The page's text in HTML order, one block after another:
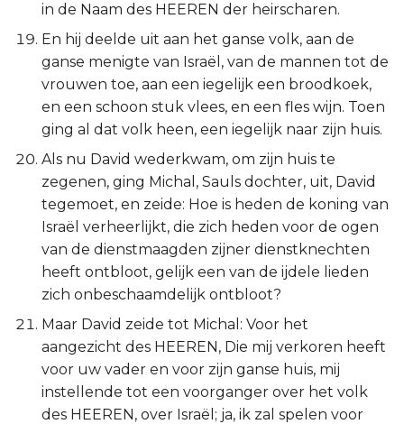
in de Naam des HEEREN der heirscharen.
En hij deelde uit aan het ganse volk, aan de
ganse menigte van Israël, van de mannen tot de
vrouwen toe, aan een iegelijk een broodkoek,
en een schoon stuk vlees, en een fles wijn. Toen
ging al dat volk heen, een iegelijk naar zijn huis.
Als nu David wederkwam, om zijn huis te
zegenen, ging Michal, Sauls dochter, uit, David
tegemoet, en zeide: Hoe is heden de koning van
Israël verheerlijkt, die zich heden voor de ogen
van de dienstmaagden zijner dienstknechten
heeft ontbloot, gelijk een van de ijdele lieden
zich onbeschaamdelijk ontbloot?
Maar David zeide tot Michal: Voor het
aangezicht des HEEREN, Die mij verkoren heeft
voor uw vader en voor zijn ganse huis, mij
instellende tot een voorganger over het volk
des HEEREN, over Israël; ja, ik zal spelen voor